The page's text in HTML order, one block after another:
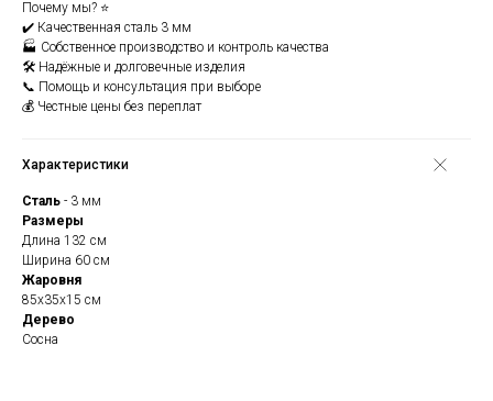
Почему мы? ⭐
✔️ Качественная сталь 3 мм
🏭 Собственное производство и контроль качества
🛠️ Надёжные и долговечные изделия
📞 Помощь и консультация при выборе
💰 Честные цены без переплат
Характеристики
Сталь - 3 мм
Размеры
Длина 132 см
Ширина 60 см
Жаровня
85х35х15 см
Дерево
Сосна